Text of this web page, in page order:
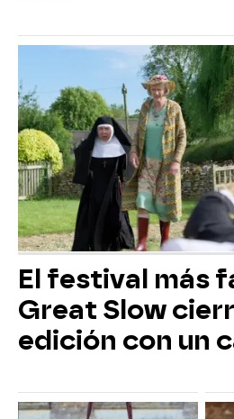
El festival más
Great Slow
edición con un